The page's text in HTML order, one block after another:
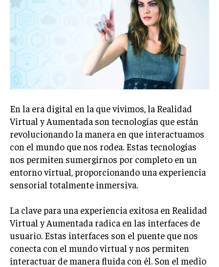
En la era digital en la que vivimos, la Realidad
Virtual y Aumentada son tecnologías que están
revolucionando la manera en que interactuamos
con el mundo que nos rodea. Estas tecnologías
nos permiten sumergirnos por completo en un
entorno virtual, proporcionando una experiencia
sensorial totalmente inmersiva.
La clave para una experiencia exitosa en Realidad
Virtual y Aumentada radica en las interfaces de
usuario. Estas interfaces son el puente que nos
conecta con el mundo virtual y nos permiten
interactuar de manera fluida con él. Son el medio